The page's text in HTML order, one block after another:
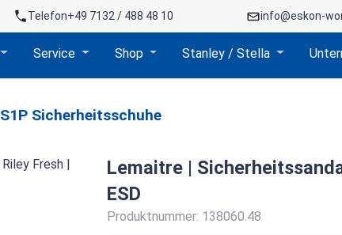
Telefon+49 7132 / 488 48 10 info@eskon-
Service Shop Stanley / Stella
S1P Sicherheitsschuhe
Lemaitre |
ESD
Produktnummer: 138060.48